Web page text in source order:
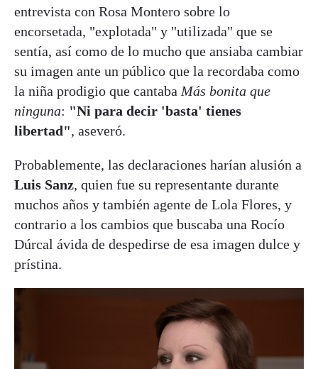
entrevista con Rosa Montero sobre lo
encorsetada, "explotada" y "utilizada" que se
sentía, así como de lo mucho que ansiaba cambiar
su imagen ante un público que la recordaba como
la niña prodigio que cantaba Más bonita que
ninguna: "Ni para decir 'basta' tienes
libertad", aseveró.
Probablemente, las declaraciones harían alusión a
Luis Sanz, quien fue su representante durante
muchos años y también agente de Lola Flores, y
contrario a los cambios que buscaba una Rocío
Dúrcal ávida de despedirse de esa imagen dulce y
prístina.